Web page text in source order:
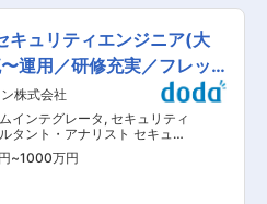
し、サービス価
会インパクトの
・流通業をはじ
プロジェクトに
経験を積むこと
を推進する中で、
が伸ばせます。
様な関係者と協
ことができま
リスクマネジメ
長候補を募集し
をお任せしま
ため、情報セキュ
験をもとに、池
ステム部門を強
築し、社内業務
グループ全体を
実現」を企画・
キュリティエンジニア(大
運用／研修充実／フレッ
株式会社
インテグレータ , セキュリティ
タント・アナリスト セキュリ
ジニア（脆弱性診断・ネット
キュリティ）
~1000万円